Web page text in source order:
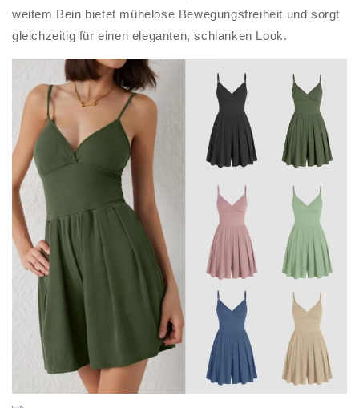
weitem Bein bietet mühelose Bewegungsfreiheit und sorgt
gleichzeitig für einen eleganten, schlanken Look.